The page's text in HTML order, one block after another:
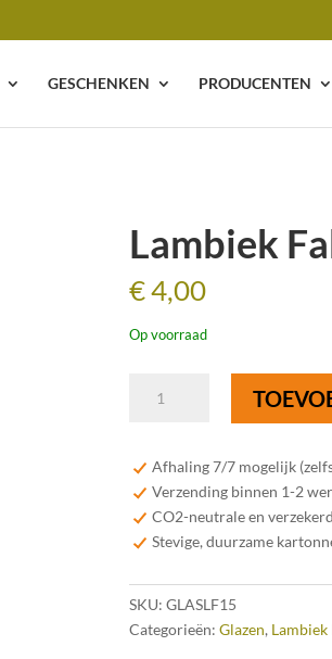
GESCHENKEN PRODUCENTEN
Lambiek
€4,00
Op voorraad
Fabriek
15cl
aantal
Afhaling 7/7 mogelijk
Verzending binnen 1-2
CO2-neutrale en
Stevige, duurzame
SKU: GLASLF15
Categorieën: Glazen,